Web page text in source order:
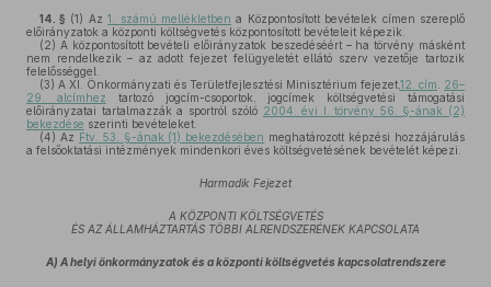
14. § (1) Az1. számú mellékletben a Központosított bevételek címen szereplő
előirányzatok a központi költségvetés központosított bevételeit képezik.
(2) A központosított bevételi előirányzatok beszedéséért – ha törvény másként
nem rendelkezik – az adott fejezet felügyeletét ellátó szerv vezetője tartozik
felelősséggel.
(3) A XI. Önkormányzati és Területfejlesztési Minisztérium fejezet,12. cím
26–
29. alcímhez tartozó jogcím-csoportok, jogcímek költségvetési támogatási
előirányzatai tartalmazzák a sportról szóló 2004. évi I. törvény 56. §-ának (2)
bekezdése szerinti bevételeket.
(4) Az Ftv. 53. §-ának (1) bekezdésében meghatározott képzési hozzájárulás
a felsőoktatási intézmények mindenkori éves költségvetésének bevételét képezi.
Harmadik Fejezet
A KÖZPONTI KÖLTSÉGVETÉS
ÉS AZ ÁLLAMHÁZTARTÁS TÖBBI ALRENDSZERÉNEK KAPCSOLATA
A) A helyi önkormányzatok és a központi költségvetés kapcsolatrendszere